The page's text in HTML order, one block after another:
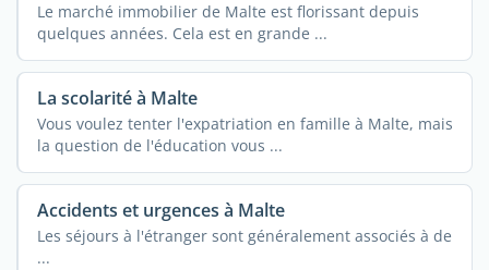
Le marché immobilier de Malte est florissant depuis
quelques années. Cela est en grande ...
La scolarité à Malte
Vous voulez tenter l'expatriation en famille à Malte, mais
la question de l'éducation vous ...
Accidents et urgences à Malte
Les séjours à l'étranger sont généralement associés à de
...